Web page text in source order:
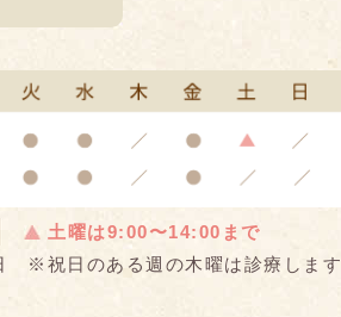
土曜は9:00〜14:00まで
※祝日のある週の木曜は診療します